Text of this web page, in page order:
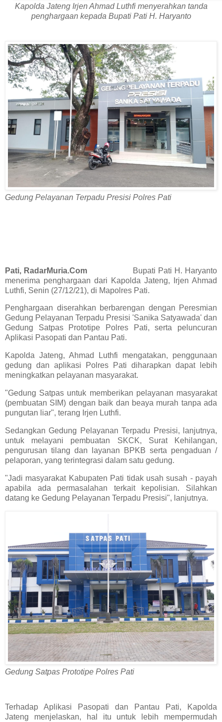
Kapolda Jateng Irjen Ahmad Luthfi menyerahkan tanda
penghargaan kepada Bupati Pati H. Haryanto
Gedung Pelayanan Terpadu Presisi Polres Pati
Pati, RadarMuria.Com Bupati Pati H. Haryanto
menerima penghargaan dari Kapolda Jateng, Irjen Ahmad
Luthfi, Senin (27/12/21), di Mapolres Pati.
Penghargaan diserahkan berbarengan dengan Peresmian
Gedung Pelayanan Terpadu Presisi 'Sanika Satyawada' dan
Gedung Satpas Prototipe Polres Pati, serta peluncuran
Aplikasi Pasopati dan Pantau Pati.
Kapolda Jateng, Ahmad Luthfi mengatakan, penggunaan
gedung dan aplikasi Polres Pati diharapkan dapat lebih
meningkatkan pelayanan masyarakat.
"Gedung Satpas untuk memberikan pelayanan masyarakat
(pembuatan SIM) dengan baik dan beaya murah tanpa ada
pungutan liar", terang Irjen Luthfi.
Sedangkan Gedung Pelayanan Terpadu Presisi, lanjutnya,
untuk melayani pembuatan SKCK, Surat Kehilangan,
pengurusan tilang dan layanan BPKB serta pengaduan /
pelaporan, yang terintegrasi dalam satu gedung.
"Jadi masyarakat Kabupaten Pati tidak usah susah - payah
apabila ada permasalahan terkait kepolisian. Silahkan
datang ke Gedung Pelayanan Terpadu Presisi", lanjutnya.
Gedung Satpas Prototipe Polres Pati
Terhadap Aplikasi Pasopati dan Pantau Pati, Kapolda
Jateng menjelaskan, hal itu untuk lebih mempermudah